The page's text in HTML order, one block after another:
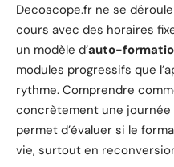
Decoscope.fr ne se
cours avec des horaires
un modèle d’auto-
modules progressifs que
rythme. Comprendre
concrètement une journée
permet d’évaluer si le
vie, surtout en